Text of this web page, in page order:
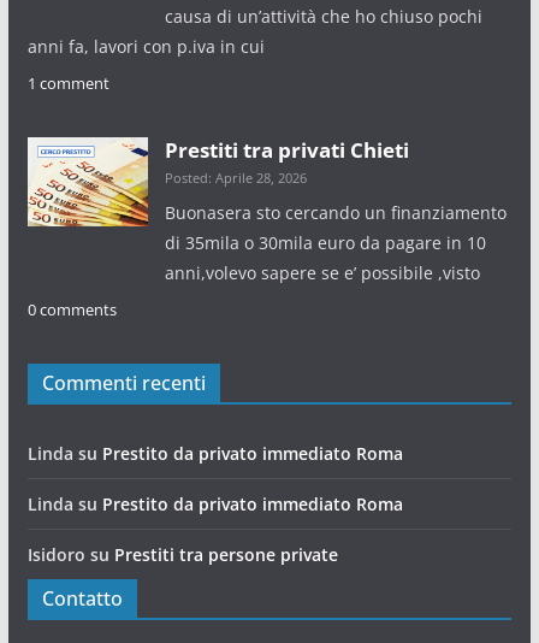
causa di un’attività che ho chiuso pochi
anni fa, lavori con p.iva in cui
1 comment
Prestiti tra privati Chieti
Posted: Aprile 28, 2026
Buonasera sto cercando un finanziamento
di 35mila o 30mila euro da pagare in 10
anni,volevo sapere se e’ possibile ,visto
0 comments
Commenti recenti
Linda su Prestito da privato immediato Roma
Linda su Prestito da privato immediato Roma
Isidoro su Prestiti tra persone private
Contatto